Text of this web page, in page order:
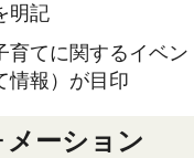
明記
育てに関するイベ
情報）が目印
ーション